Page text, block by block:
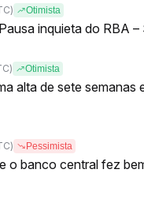
Otimista
inquieta do RBA
Otimista
alta de sete
Pessimista
o banco central fez